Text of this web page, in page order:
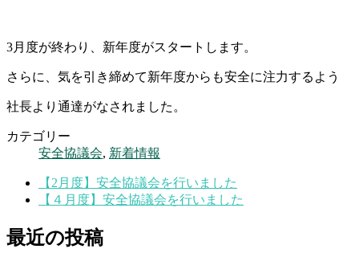
3月度が終わり、新年度がスタートします。
さらに、気を引き締めて新年度からも安全に注力するよう
社長より通達がなされました。
カテゴリー
安全協議会, 新着情報
【2月度】安全協議会を行いました
【４月度】安全協議会を行いました
最近の投稿